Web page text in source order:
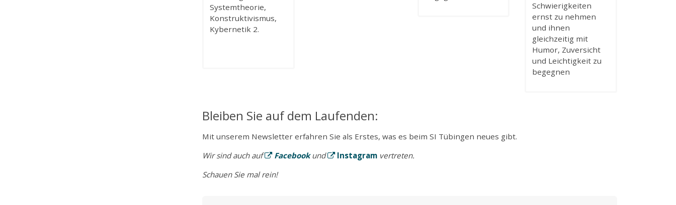
Systemtheorie,
Konstruktivismus,
Kybernetik 2.
Schwierigkeiten
ernst zu nehmen
und ihnen
gleichzeitig mit
Humor, Zuversicht
und Leichtigkeit zu
begegnen
Bleiben Sie auf dem Laufenden:
Mit unserem Newsletter erfahren Sie als Erstes, was es beim SI Tübingen neues gibt.
Wir sind auch auf
Facebookund Instagram vertreten.
Schauen Sie mal rein!